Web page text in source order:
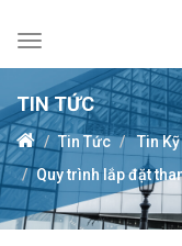
Toggle
navigation
TIN TỨC
Tin Tức
Tin
Quy trình lắp đặt